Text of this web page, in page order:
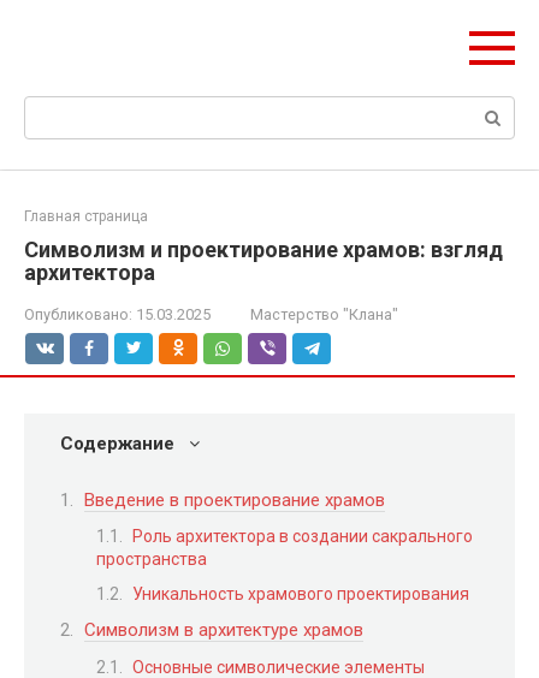
Поиск:
Главная страница
Символизм и проектирование храмов: взгляд
архитектора
Опубликовано: 15.03.2025 Мастерство "Клана"
Содержание
Введение в проектирование храмов
Роль архитектора в создании сакрального
пространства
Уникальность храмового проектирования
Символизм в архитектуре храмов
Основные символические элементы